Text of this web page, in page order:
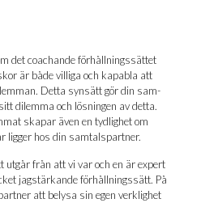
det coachan­de för­håll­nings­sät­tet
är både vil­li­ga och kapab­la att
Det­ta syn­sätt gör din sam­
dilem­ma och lös­ning­en av det­ta.
ska­par även en tyd­lig­het om
lig­ger hos din samtalspartner.
utgår från att vi var och en är expert
jagstär­kan­de för­håll­nings­sätt. På
att bely­sa sin egen verk­lig­het